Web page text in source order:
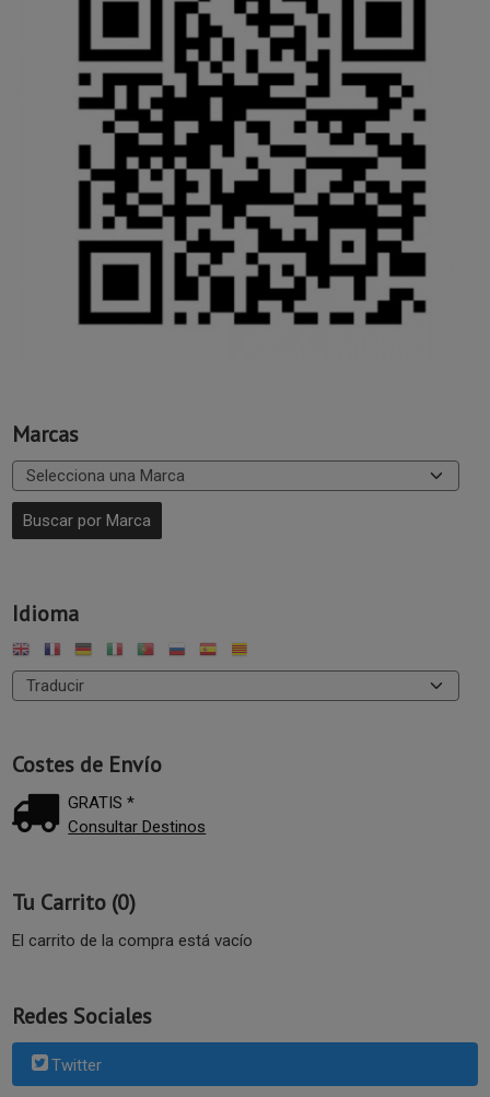
Marcas
Idioma
Costes de Envío
GRATIS *
Consultar Destinos
Tu Carrito (0)
El carrito de la compra está vacío
Redes Sociales
Twitter